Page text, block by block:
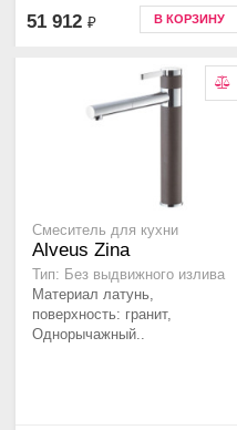
51 912 ₽ В КОРЗИНУ
Смеситель для кухни
Alveus Zina
Тип: Без выдвижного излива
Материал латунь,
поверхность: гранит,
Однорычажный..